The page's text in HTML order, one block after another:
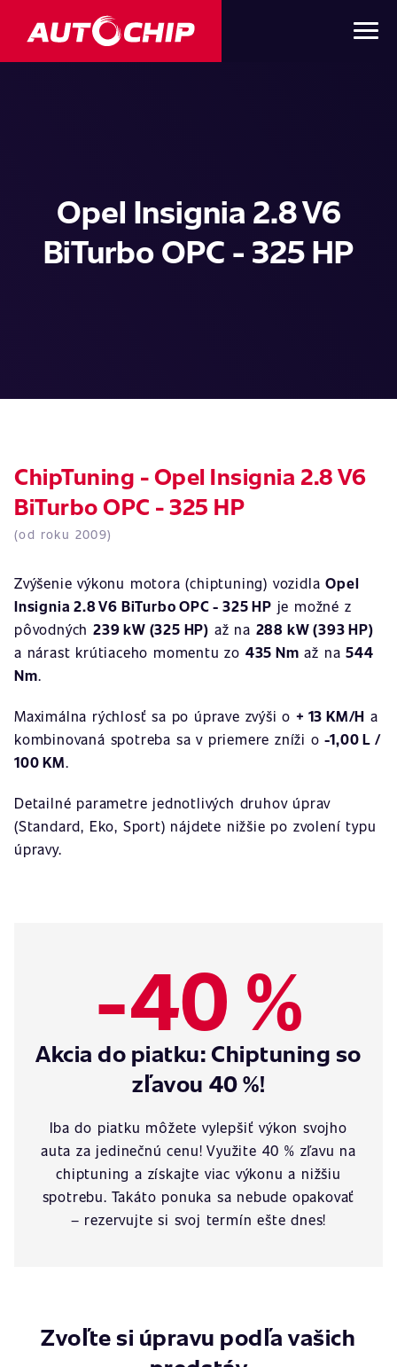
Opel Insignia 2.8 V6
BiTurbo OPC - 325 HP
ChipTuning - Opel Insignia 2.8 V6
BiTurbo OPC - 325 HP
(od roku 2009)
Zvýšenie výkonu motora (chiptuning) vozidlaOpel
Insignia 2.8 V6 BiTurbo OPC - 325 HP je možné z
pôvodných 239 kW (325 HP) až na 288 kW (393 HP)
a nárast krútiaceho momentu zo 435 Nm až na544
Nm.
Maximálna rýchlosť sa po úprave zvýši o + 13 KM/H a
kombinovaná spotreba sa v priemere zníži o-1,00 L /
100 KM.
Detailné parametre jednotlivých druhov úprav
(Standard, Eko, Sport) nájdete nižšie po zvolení typu
úpravy.
-40 %
Akcia do piatku: Chiptuning so
zľavou 40 %!
Iba do piatku môžete vylepšiť výkon svojho
auta za jedinečnú cenu! Využite 40 % zľavu na
chiptuning a získajte viac výkonu a nižšiu
spotrebu. Takáto ponuka sa nebude opakovať
– rezervujte si svoj termín ešte dnes!
Zvoľte si úpravu podľa vašich